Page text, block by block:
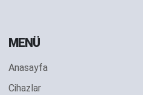
MENÜ
Anasayfa
Cihazlar